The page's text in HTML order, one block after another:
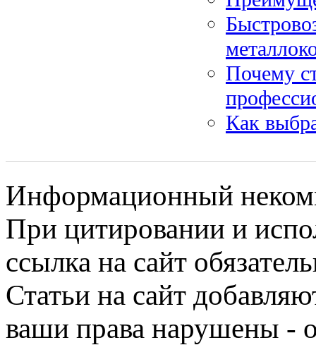
Почему
Как
Информационный
При цитировании и
ссылка на сайт
Статьи на сайт
ваши права нарушены -